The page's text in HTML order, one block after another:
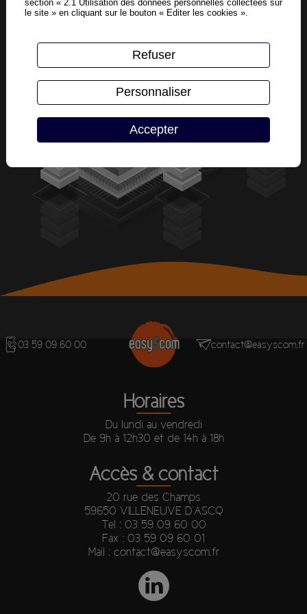
03 59 09 60 00 contact@easyscom.fr
Horaires
Du lundi au vendredi
De 9h à 12h30 et de 14h à 18h
Accès & contact
20 rue des Champs
59650 VILLENEUVE D’ASCQ
Tel : 03 59 09 60 00
Fax : 03 59 09 60 01
Mail : contact@easyscom.fr
section « 2.1 Utilisation des données personnelles collectées sur
le site » en cliquant sur le bouton « Editer les cookies ».
Accepter
Refuser
Personnaliser